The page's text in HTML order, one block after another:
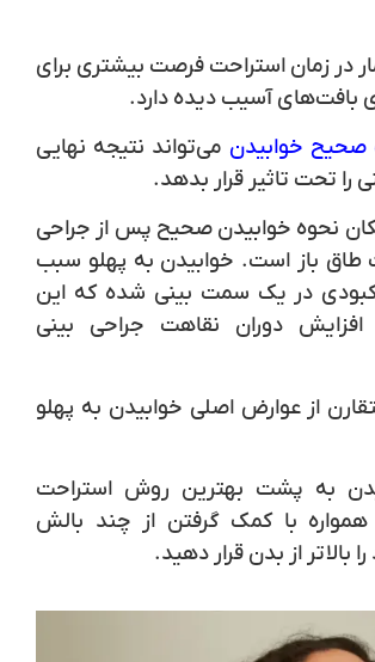
در زمان استراحت فرصت بیشتری برای
بافت‌های آسیب دیده دارد.
صحیح خوابیدنمی‌تواند نتیجه نهایی
را تحت تاثیر قرار بدهد.
نحوه خوابیدن صحیح پس از جراحی
طاق باز است. خوابیدن به پهلو سبب
در یک سمت بینی شده که این
دوران نقاهت جراحی بینی
از عوارض اصلی خوابیدن به پهلو
به پشت بهترین روش استراحت
همواره با کمک گرفتن از چند بالش
بالاتر از بدن قرار دهید.